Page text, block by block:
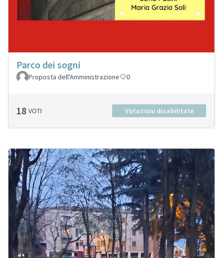
Parco dei sogni
Proposta dell'Amministrazione 0
18 VOTI Votazioni disabilitate